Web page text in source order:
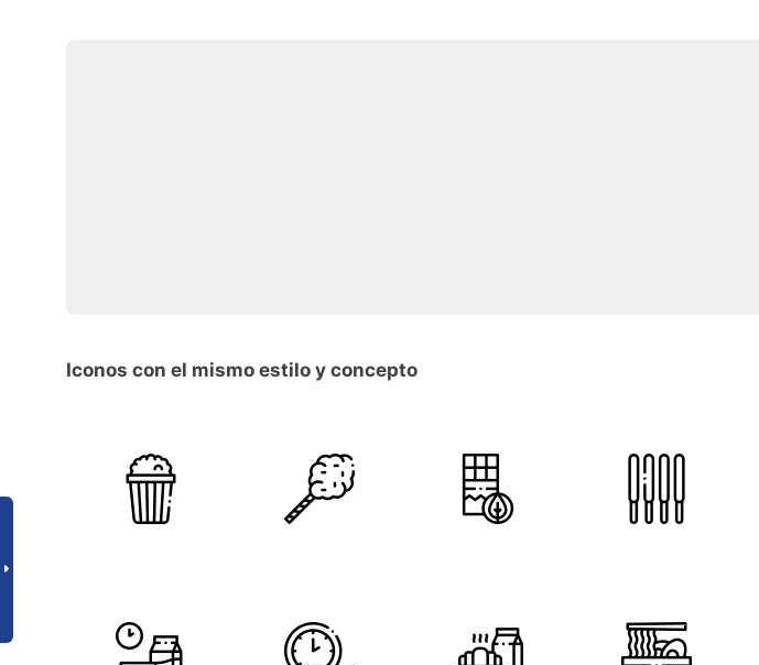
Iconos con el mismo estilo y concepto